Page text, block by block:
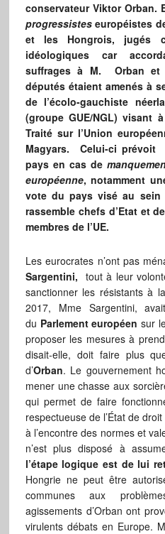
conservateur Viktor Orban.
progressisteseuropéistes
et les Hongrois, jugés
idéologiques car
suffrages à M. Orban
députés étaient amenés à
de l’écolo-gauchiste
(groupe GUE/NGL) visant
Traité sur l’Union
Magyars. Celui-ci
pays en cas de
européenne, notamment
vote du pays visé au sein
rassemble chefs d’Etat et
membres de l’UE.
Les eurocrates n’ont pas
Sargentini, tout à leur
sanctionner les résistants à
2017, Mme Sargentini,
du Parlement européen sur
proposer les mesures à
disait-elle, doit faire plus
d’Orban. Le gouvernement
mener une chasse aux
qui permet de faire
respectueuse de l’État de
à l’encontre des normes et
n’est plus disposé à
l’étape logique est de lui
Hongrie ne peut être
communes aux
agissements d’Orban ont
virulents débats en Europe.